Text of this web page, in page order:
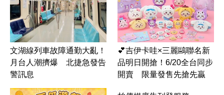
文湖線列車故障通勤大亂！
月台人潮擠爆 北捷急發告
警訊息
💕吉伊卡哇×三麗鷗聯名新
品明日開搶！6/20全台同步
開賣 限量發售先搶先贏